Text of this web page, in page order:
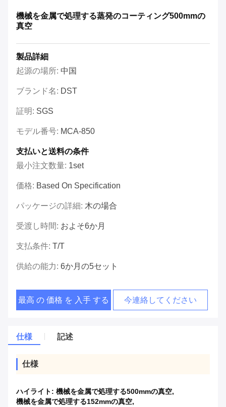
機械を金属で処理する蒸発のコーティング500mmの
真空
製品詳細
起源の場所: 中国
ブランド名: DST
証明: SGS
モデル番号: MCA-850
支払いと送料の条件
最小注文数量: 1set
価格: Based On Specification
パッケージの詳細: 木の場合
受渡し時間: およそ6か月
支払条件: T/T
供給の能力: 6か月の5セット
最高 の 価格 を 入手 する 今連絡してください
仕様 記述
仕様
ハイライト: 機械を金属で処理する500mmの真空,
機械を金属で処理する152mmの真空,